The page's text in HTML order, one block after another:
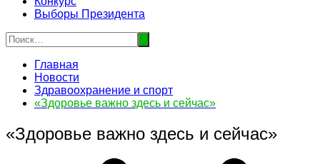
Выборы Президента
Главная
Новости
Здравоохранение и спорт
«Здоровье важно здесь и сейчас»
«Здоровье важно здесь и сейчас»